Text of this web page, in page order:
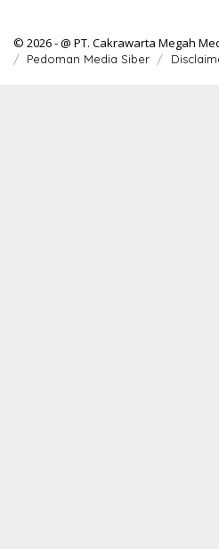
© 2026 - @ PT. Cakrawarta Megah
Pedoman Media Siber